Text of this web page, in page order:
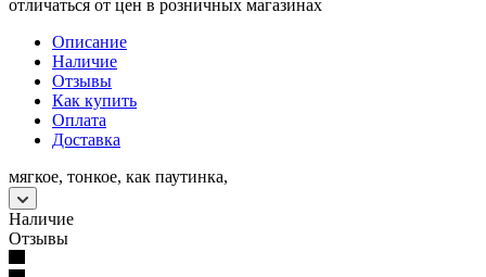
отличаться от цен в розничных магазинах
Описание
Наличие
Отзывы
Как купить
Оплата
Доставка
мягкое, тонкое, как паутинка,
Наличие
Отзывы